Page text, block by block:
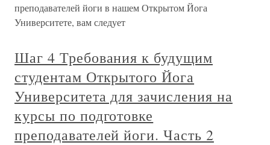
преподавателей йоги в нашем Открытом Йога
Университете, вам следует
Шаг 4 Требования к будущим
студентам Открытого Йога
Университета для зачисления на
курсы по подготовке
преподавателей йоги. Часть 2